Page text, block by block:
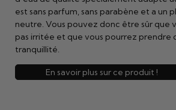
est sans parfum, sans parabène et a un
neutre. Vous pouvez donc être sûr que
pas irritée et que vous pourrez prendre
tranquillité.
En savoir plus sur ce produit !